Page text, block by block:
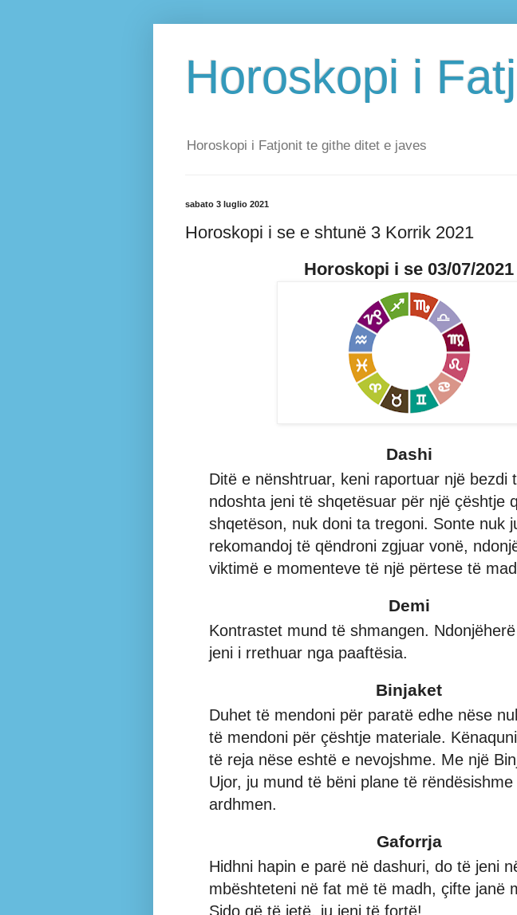
Horoskopi i
Horoskopi i Fatjonit te githe ditet e javes
sabato 3 luglio 2021
Horoskopi i se e shtunë 3 Korrik 2021
Horoskopi i se 03/07/2021
Dashi
Ditë e nënshtruar, keni raportuar një bezdi
ndoshta jeni të shqetësuar për një çështje
shqetëson, nuk doni ta tregoni. Sonte nuk
rekomandoj të qëndroni zgjuar vonë,
viktimë e momenteve të një përtese të
Demi
Kontrastet mund të shmangen.
jeni i rrethuar nga paaftësia.
Binjaket
Duhet të mendoni për paratë edhe nëse
të mendoni për çështje materiale.
të reja nëse eshtë e nevojshme. Me një
Ujor, ju mund të bëni plane të
ardhmen.
Gaforrja
Hidhni hapin e parë në dashuri, do të jeni
mbështeteni në fat më të madh, çifte janë
Sido që të jetë, ju jeni të fortë!